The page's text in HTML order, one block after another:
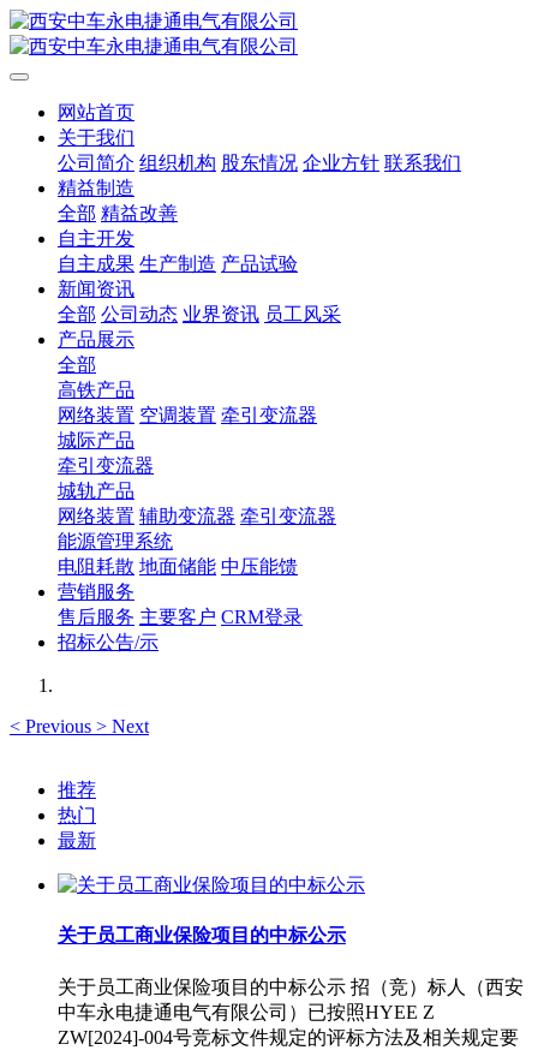
网站首页
关于我们
公司简介 组织机构 股东情况 企业方针 联系我们
精益制造
全部 精益改善
自主开发
自主成果 生产制造 产品试验
新闻资讯
全部 公司动态 业界资讯 员工风采
产品展示
全部
高铁产品
网络装置 空调装置 牵引变流器
城际产品
牵引变流器
城轨产品
网络装置 辅助变流器 牵引变流器
能源管理系统
电阻耗散 地面储能 中压能馈
营销服务
售后服务 主要客户 CRM登录
招标公告/示
< Previous > Next
推荐
热门
最新
关于员工商业保险项目的中标公示
关于员工商业保险项目的中标公示 招（竞）标人（西安
中车永电捷通电气有限公司）已按照HYEE Z
ZW[2024]-004号竞标文件规定的评标方法及相关规定要